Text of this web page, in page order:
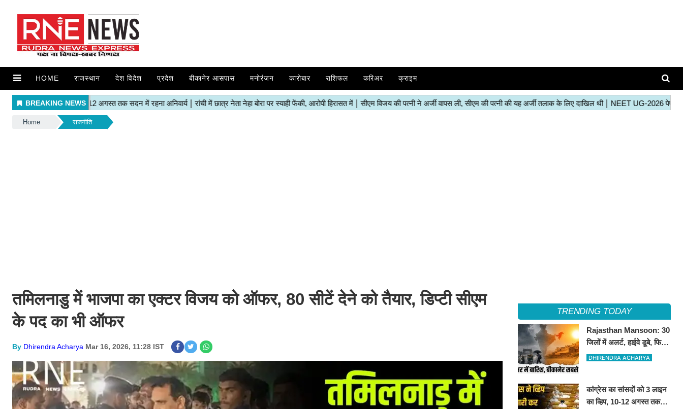
HOME राजस्थान देश विदेश प्रदेश बीकानेर आसपास मनोरंजन कारोबार राशिफल करिअर क्राइम
Home राजनीति
तमिलनाडु में भाजपा का एक्टर विजय को ऑफर, 80 सीटें देने को तैयार, डिप्टी सीएम
के पद का भी ऑफर
By Dhirendra Acharya Mar 16, 2026, 11:28 IST
TRENDING TODAY
Rajasthan Mansoon: 30
जिलों में अलर्ट, हाईवे डूबे, फिर
भी बीकानेर सबसे गर्म
DHIRENDRA ACHARYA
कांग्रेस का सांसदों को 3 लाइन
का व्हिप, 10-12 अगस्त तक